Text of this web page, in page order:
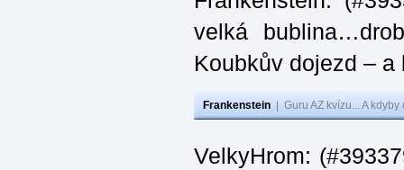
velká
Koubkův dojezd –
Frankenstein Guru AZ kvízu... A
VelkyHrom: